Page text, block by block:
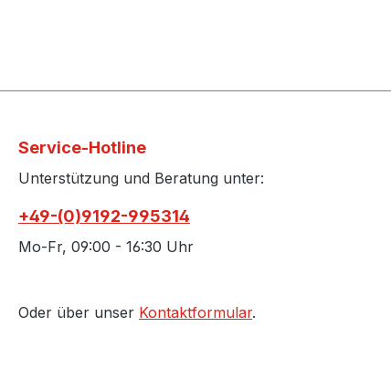
Service-Hotline
Unterstützung und Beratung unter:
+49-(0)9192-995314
Mo-Fr, 09:00 - 16:30 Uhr
Oder über unser Kontaktformular.